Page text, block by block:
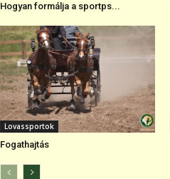
Hogyan formálja a sportps...
Lovassportok
Fogathajtás